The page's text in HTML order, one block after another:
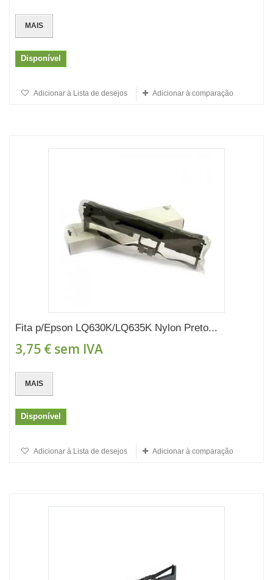
MAIS
Disponível
Adicionar à Lista de desejos Adicionar à comparação
Fita p/Epson LQ630K/LQ635K Nylon Preto...
3,75 € sem IVA
MAIS
Disponível
Adicionar à Lista de desejos Adicionar à comparação